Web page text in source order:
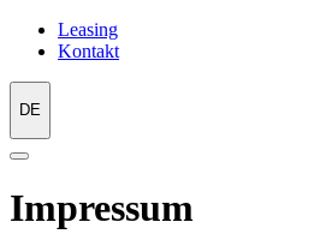
Leasing
Kontakt
DE
Impressum